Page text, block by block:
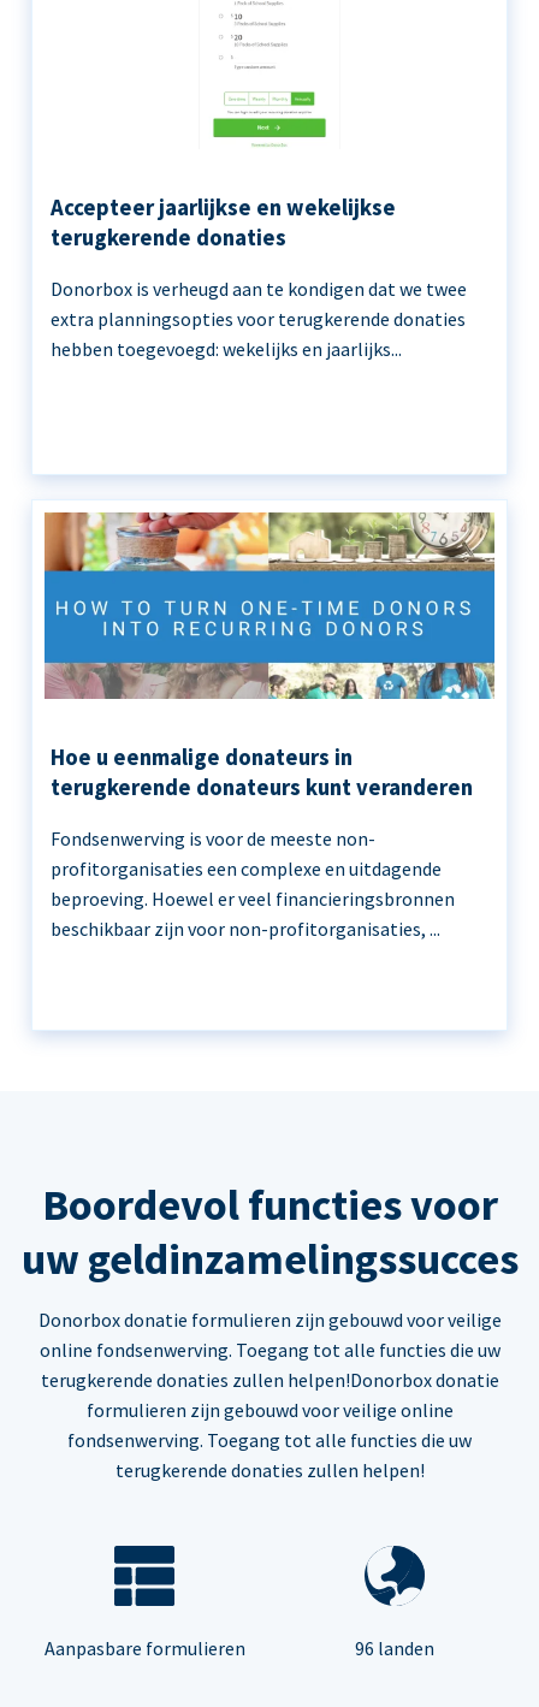
Accepteer jaarlijkse en wekelijkse
terugkerende donaties
Donorbox is verheugd aan te kondigen dat we twee
extra planningsopties voor terugkerende donaties
hebben toegevoegd: wekelijks en jaarlijks...
Hoe u eenmalige donateurs in
terugkerende donateurs kunt veranderen
Fondsenwerving is voor de meeste non-
profitorganisaties een complexe en uitdagende
beproeving. Hoewel er veel financieringsbronnen
beschikbaar zijn voor non-profitorganisaties, ...
Boordevol functies voor
uw geldinzamelingssucces
Donorbox donatie formulieren zijn gebouwd voor veilige
online fondsenwerving. Toegang tot alle functies die uw
terugkerende donaties zullen helpen!Donorbox donatie
formulieren zijn gebouwd voor veilige online
fondsenwerving. Toegang tot alle functies die uw
terugkerende donaties zullen helpen!
Aanpasbare formulieren 96 landen